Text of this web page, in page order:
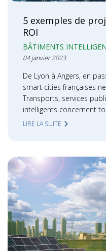
5 exemples de
ROI
BÂTIMENTS
04 janvier 2023
De Lyon à Angers, en
smart cities françaises
Transports, services
intelligents concernent
LIRE LA SUITE